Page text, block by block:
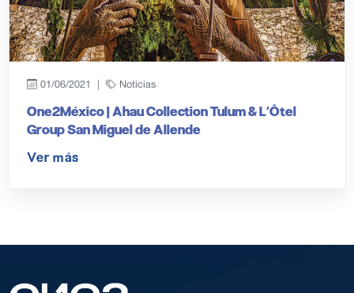
01/06/2021 | Noticias
One2México | Ahau Collection Tulum & L’Ôtel
Group San Miguel de Allende
Ver más